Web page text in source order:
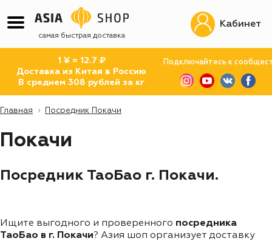
самая быстрая доставка
1 ¥ = 12.7 ₽
Доставка из Китая в Россию
В среднем 308 рублей за кг
Подключайтесь к
Кабинет
Главная Посредник Покачи
Покачи
Посредник ТаоБао г. Покачи.
Ищите выгодного и проверенного посредника
ТаоБао в г. Покачи? Азия шоп организует доставку